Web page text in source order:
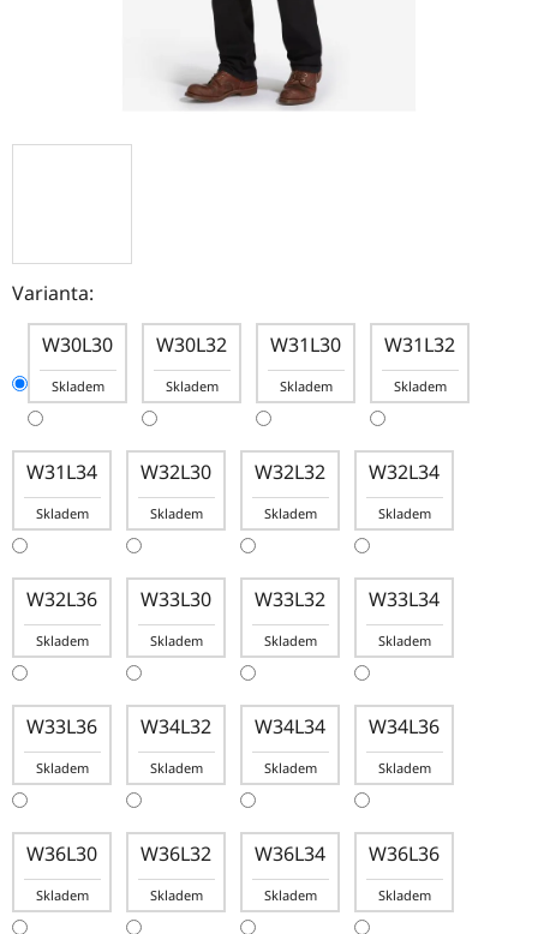
Varianta:
W30L30
Skladem
W30L32
Skladem
W31L30
Skladem
W31L32
Skladem
W31L34
Skladem
W32L30
Skladem
W32L32
Skladem
W32L34
Skladem
W32L36
Skladem
W33L30
Skladem
W33L32
Skladem
W33L34
Skladem
W33L36
Skladem
W34L32
Skladem
W34L34
Skladem
W34L36
Skladem
W36L30
Skladem
W36L32
Skladem
W36L34
Skladem
W36L36
Skladem